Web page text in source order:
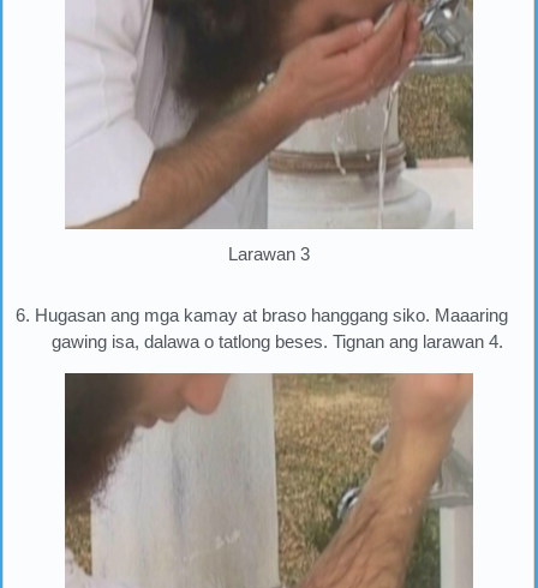
Larawan 3
6. Hugasan ang mga kamay at braso hanggang siko. Maaaring
gawing isa, dalawa o tatlong beses. Tignan ang larawan 4.